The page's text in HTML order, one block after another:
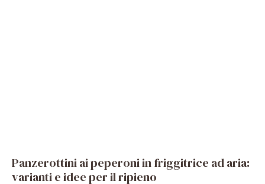
Panzerottini ai peperoni in friggitrice ad aria:
varianti e idee per il ripieno